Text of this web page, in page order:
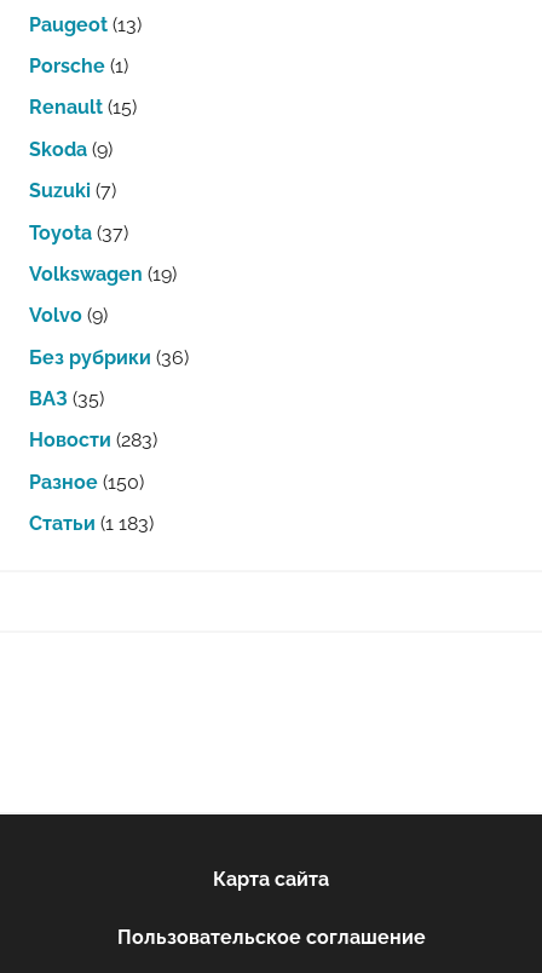
Paugeot (13)
Porsche (1)
Renault (15)
Skoda (9)
Suzuki (7)
Toyota (37)
Volkswagen (19)
Volvo (9)
Без рубрики (36)
ВАЗ (35)
Новости (283)
Разное (150)
Статьи (1 183)
Карта сайта
Пользовательское соглашение